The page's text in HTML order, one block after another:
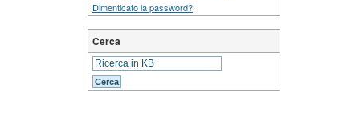
Dimenticato la password?
Cerca